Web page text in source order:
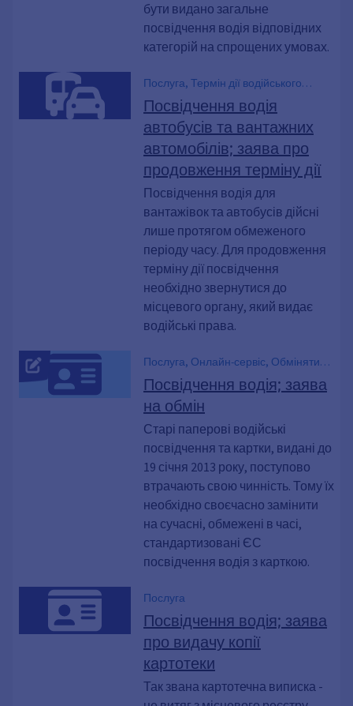
бути видано загальне
посвідчення водія відповідних
категорій на спрощених умовах.
Послуга, Термін дії водійського
посвідчення, Водійське посвідчення,
Продовження терміну дії водійського
посвідчення
Посвідчення водія
автобусів та вантажних
автомобілів; заява про
продовження терміну дії
Посвідчення водія для
вантажівок та автобусів дійсні
лише протягом обмеженого
періоду часу. Для продовження
терміну дії посвідчення
необхідно звернутися до
місцевого органу, який видає
водійські права.
Послуга, Онлайн-сервіс, Обміняти
старе водійське посвідчення,
Водійське посвідчення ЄС, Водійське
посвідчення з картою ЄС, Водійське
посвідчення, Водійське посвідчення,
сіра тканина, Карткові водійські
права, рожеві ганчірки, водійське
посвідчення рожевого кольору
Посвідчення водія; заява
на обмін
Старі паперові водійські
посвідчення та картки, видані до
19 січня 2013 року, поступово
втрачають свою чинність. Тому їх
необхідно своєчасно замінити
на сучасні, обмежені в часі,
стандартизовані ЄС
посвідчення водія з карткою.
Послуга
Посвідчення водія; заява
про видачу копії
картотеки
Так звана картотечна виписка -